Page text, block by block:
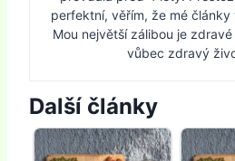
perfektní, věřím, že mé
Mou největší zálibou je
vůbec zdravý
Další články